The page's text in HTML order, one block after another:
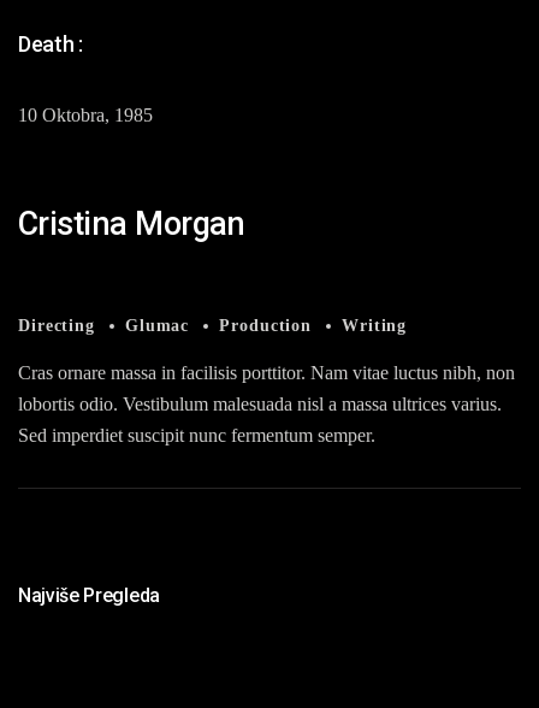
Death :
10 Oktobra, 1985
Cristina Morgan
Directing Glumac Production Writing
Cras ornare massa in facilisis porttitor. Nam vitae luctus nibh, non
lobortis odio. Vestibulum malesuada nisl a massa ultrices varius.
Sed imperdiet suscipit nunc fermentum semper.
Najviše Pregleda